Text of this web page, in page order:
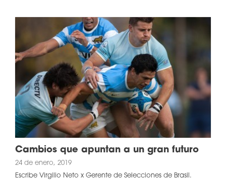
Cambios que apuntan a un gran futuro
24 de enero, 2019
Escribe Virgilio Neto x Gerente de Selecciones de Brasil.